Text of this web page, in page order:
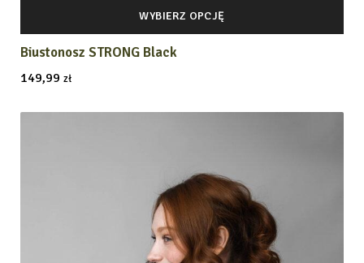
WYBIERZ OPCJĘ
Biustonosz STRONG Black
149,99 zł